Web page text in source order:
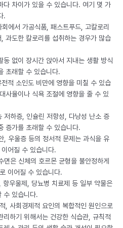
다 차이가 있을 수 있습니다. 여기 몇 가
.
에서 가공식품, 패스트푸드, 고칼로리
과도한 칼로리를 섭취하는 경우가 많습
없이 장시간 앉아서 지내는 생활 방식
초래할 수 있습니다.
적 소인도 비만에 영향을 미칠 수 있습
사율이나 식욕 조절에 영향을 줄 수 있
하증, 인슐린 저항성, 다낭성 난소 증
증가를 초래할 수 있습니다.
우울증 등의 정서적 문제는 과식을 유
어질 수 있습니다.
은 신체의 호르몬 균형을 불안정하게
이어질 수 있습니다.
우울제, 당뇨병 치료제 등 일부 약물은
수 있습니다.
, 사회경제적 요인의 복합적인 원인으로
리하기 위해서는 건강한 식습관, 규칙적